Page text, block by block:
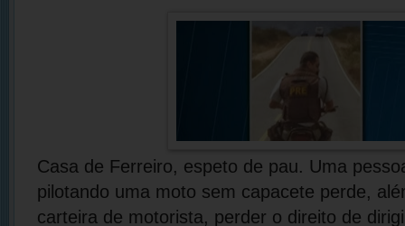
Casa de Ferreiro, espeto de pau. Uma
pilotando uma moto sem capacete perde,
carteira de motorista, perder o direito de